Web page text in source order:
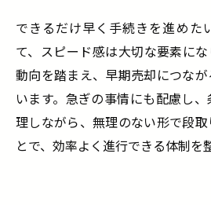
できるだけ早く手続きを進めた
て、スピード感は大切な要素に
動向を踏まえ、早期売却につな
います。急ぎの事情にも配慮し
理しながら、無理のない形で段
とで、効率よく進行できる体制を